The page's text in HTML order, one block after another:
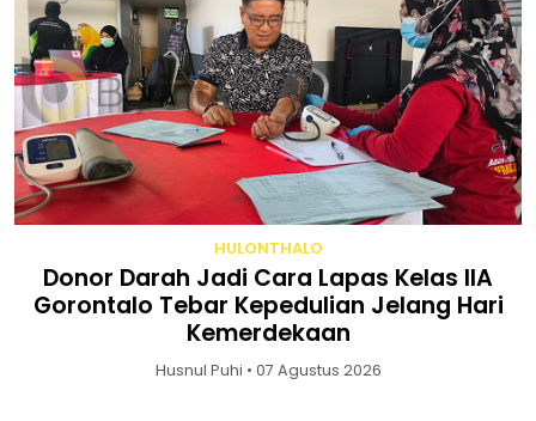
HULONTHALO
Donor Darah Jadi Cara Lapas Kelas IIA
Gorontalo Tebar Kepedulian Jelang Hari
Kemerdekaan
Husnul Puhi • 07 Agustus 2026